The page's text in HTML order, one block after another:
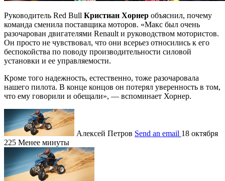
Руководитель Red Bull Кристиан Хорнер объяснил, почему
команда сменила поставщика моторов. «Макс был очень
разочарован двигателями Renault и руководством мотористов.
Он просто не чувствовал, что они всерьез относились к его
беспокойства по поводу производительности силовой
установки и ее управляемости.
Кроме того надежность, естественно, тоже разочаровала
нашего пилота. В конце концов он потерял уверенность в том,
что ему говорили и обещали», — вспоминает Хорнер.
Алексей Петров Send an email 18 октября
225 Менее минуты